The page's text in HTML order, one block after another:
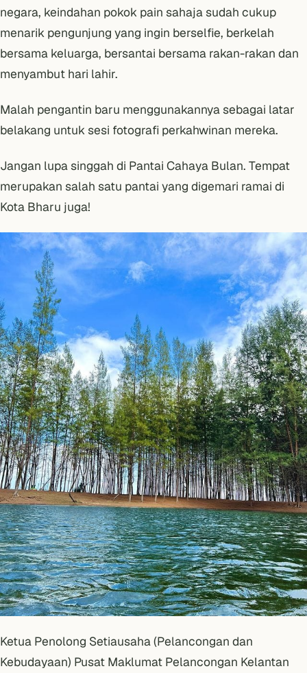
negara, keindahan pokok pain sahaja sudah cukup
menarik pengunjung yang ingin berselfie, berkelah
bersama keluarga, bersantai bersama rakan-rakan dan
menyambut hari lahir.
Malah pengantin baru menggunakannya sebagai latar
belakang untuk sesi fotografi perkahwinan mereka.
Jangan lupa singgah di Pantai Cahaya Bulan. Tempat
merupakan salah satu pantai yang digemari ramai di
Kota Bharu juga!
Ketua Penolong Setiausaha (Pelancongan dan
Kebudayaan) Pusat Maklumat Pelancongan Kelantan